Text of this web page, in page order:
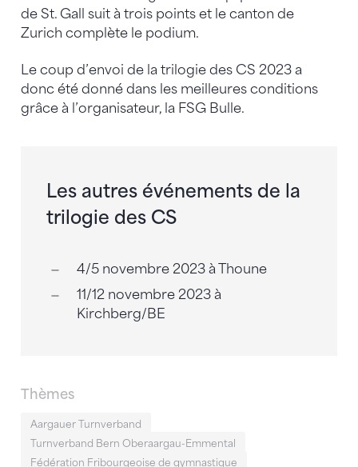
de St. Gall suit à trois points et le canton de
Zurich complète le podium.
Le coup d’envoi de la trilogie des CS 2023 a
donc été donné dans les meilleures conditions
grâce à l’organisateur, la FSG Bulle.
Les autres événements de la
trilogie des CS
4/5 novembre 2023 à Thoune
11/12 novembre 2023 à
Kirchberg/BE
Thèmes
Aargauer Turnverband
Turnverband Bern Oberaargau-Emmental
Fédération Fribourgeoise de gymnastique